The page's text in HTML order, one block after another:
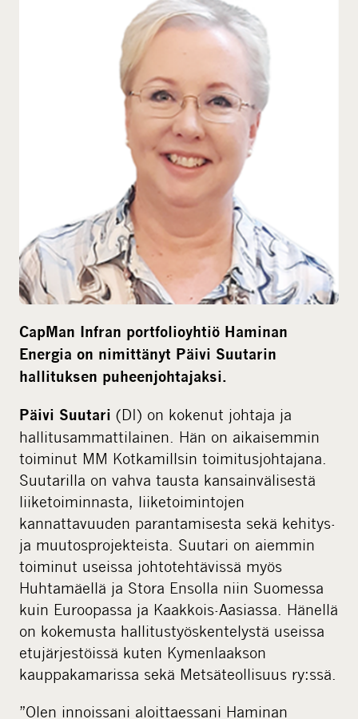
l
m
e
i
CapMan Infran portfolioyhtiö Haminan
Energia on nimittänyt Päivi Suutarin
hallituksen puheenjohtajaksi.
Päivi Suutari (DI) on kokenut johtaja ja
hallitusammattilainen. Hän on aikaisemmin
toiminut MM Kotkamillsin toimitusjohtajana.
Suutarilla on vahva tausta kansainvälisestä
liiketoiminnasta, liiketoimintojen
kannattavuuden parantamisesta sekä kehitys-
ja muutosprojekteista. Suutari on aiemmin
toiminut useissa johtotehtävissä myös
Huhtamäellä ja Stora Ensolla niin Suomessa
kuin Euroopassa ja Kaakkois-Aasiassa. Hänellä
on kokemusta hallitustyöskentelystä useissa
etujärjestöissä kuten Kymenlaakson
kauppakamarissa sekä Metsäteollisuus ry:ssä.
”Olen innoissani aloittaessani Haminan